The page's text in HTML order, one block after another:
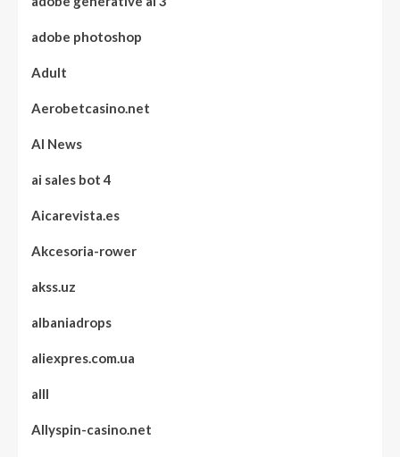
adobe photoshop
Adult
Aerobetcasino.net
AI News
ai sales bot 4
Aicarevista.es
Akcesoria-rower
akss.uz
albaniadrops
aliexpres.com.ua
alll
Allyspin-casino.net